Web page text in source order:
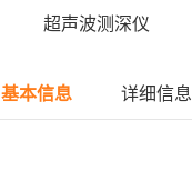
超声波测深仪
基本信息 详细信息